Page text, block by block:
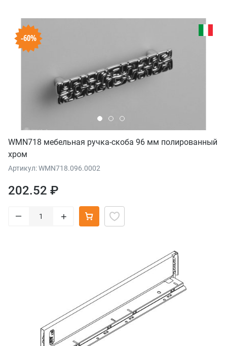
-60%
WMN718 мебельная ручка-скоба 96 мм полированный
хром
Артикул: WMN718.096.0002
202.52 ₽
– +